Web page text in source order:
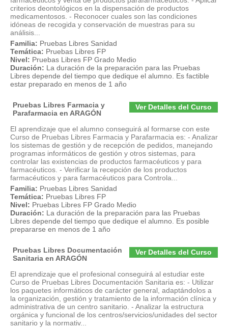
criterios deontológicos en la dispensación de productos
medicamentosos. - Reconocer cuales son las condiciones
idóneas de recogida y conservación de muestras para su
análisis...
Familia: Pruebas Libres Sanidad
Temática: Pruebas Libres FP
Nivel: Pruebas Libres FP Grado Medio
Duración: La duración de la preparación para las Pruebas
Libres depende del tiempo que dedique el alumno. Es factible
estar preparado en menos de 1 año
Ver Detalles del Curso
Pruebas Libres Farmacia y
Parafarmacia en ARAGÓN
El aprendizaje que el alumno conseguirá al formarse con este
Curso de Pruebas Libres Farmacia y Parafarmacia es: - Analizar
los sistemas de gestión y de recepción de pedidos, manejando
programas informáticos de gestión y otros sistemas, para
controlar las existencias de productos farmacéuticos y para
farmacéuticos. - Verificar la recepción de los productos
farmacéuticos y para farmacéuticos para Controla...
Familia: Pruebas Libres Sanidad
Temática: Pruebas Libres FP
Nivel: Pruebas Libres FP Grado Medio
Duración: La duración de la preparación para las Pruebas
Libres depende del tiempo que dedique el alumno. Es posible
prepararse en menos de 1 año
Ver Detalles del Curso
Pruebas Libres Documentación
Sanitaria en ARAGÓN
El aprendizaje que el profesional conseguirá al estudiar este
Curso de Pruebas Libres Documentación Sanitaria es: - Utilizar
los paquetes informáticos de carácter general, adaptándolos a
la organización, gestión y tratamiento de la información clínica y
administrativa de un centro sanitario. - Analizar la estructura
orgánica y funcional de los centros/servicios/unidades del sector
sanitario y la normativ...